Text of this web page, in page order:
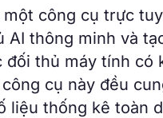
một công cụ trực
thông minh và
thủ máy tính có
cụ này đều
liệu thống kê toàn